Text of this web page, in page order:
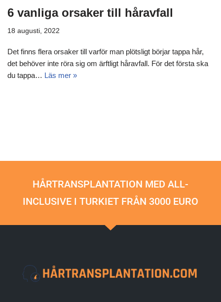
6 vanliga orsaker till håravfall
18 augusti, 2022
Det finns flera orsaker till varför man plötsligt börjar tappa hår,
det behöver inte röra sig om ärftligt håravfall. För det första ska
du tappa… Läs mer »
HÅRTRANSPLANTATION MED ALL-
INCLUSIVE I TURKIET FRÅN 3000 EURO